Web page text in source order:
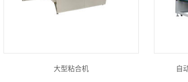
大型粘合机 自